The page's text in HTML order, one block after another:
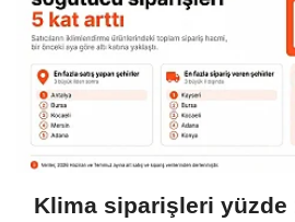
Klima siparişleri yüzde